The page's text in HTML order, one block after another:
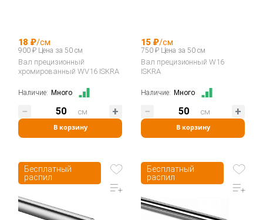
18 ₽/см
900 ₽ Цена за 50 см
Вал прецизионный
хромированный WV16 ISKRA
Наличие: Много
В корзину
см
15 ₽/см
750 ₽ Цена за 50 см
Вал прецизионный W16
ISKRA
Наличие: Много
В корзину
см
Бесплатный
распил
Бесплатный
распил